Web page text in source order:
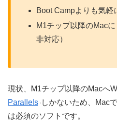
Boot Campよりも気軽
M1チップ以降のMac
非対応）
現状、M1チップ以降のMacへ
Parallels しかないため、Mac
は必須のソフトです。